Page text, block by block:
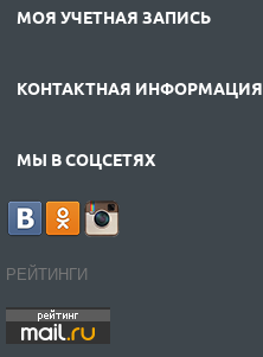
МОЯ УЧЕТНАЯ ЗАПИСЬ
КОНТАКТНАЯ ИНФОРМАЦИЯ
МЫ В СОЦСЕТЯХ
РЕЙТИНГИ